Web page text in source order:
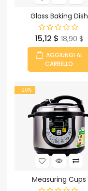
Glass Baking Dish
Prezzo
15,12 $ Prezzo
base
18,90 $
AGGIUNGI AL
CARRELLO
-20%
Measuring Cups